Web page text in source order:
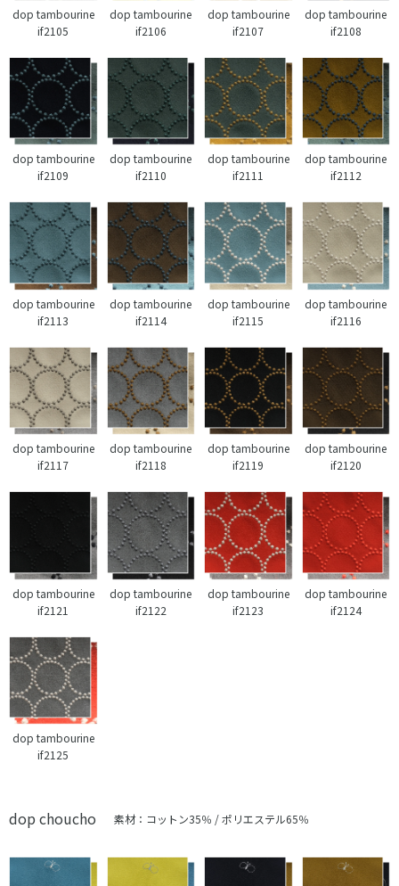
dop tambourine
if2105
dop tambourine
if2106
dop tambourine
if2107
dop tambourine
if2108
dop tambourine
if2109
dop tambourine
if2110
dop tambourine
if2111
dop tambourine
if2112
dop tambourine
if2113
dop tambourine
if2114
dop tambourine
if2115
dop tambourine
if2116
dop tambourine
if2117
dop tambourine
if2118
dop tambourine
if2119
dop tambourine
if2120
dop tambourine
if2121
dop tambourine
if2122
dop tambourine
if2123
dop tambourine
if2124
dop tambourine
if2125
dop choucho 素材：コットン35％ / ポリエステル65％